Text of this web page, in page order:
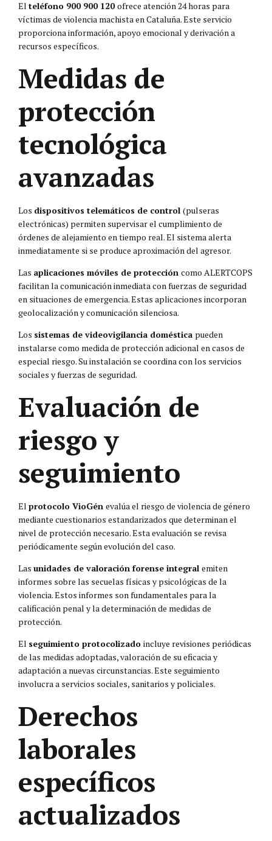
El teléfono 900 900 120ofrece atención 24 horas para
víctimas de violencia machista en Cataluña. Este servicio
proporciona información, apoyo emocional y derivación a
recursos específicos.
Medidas de
protección
tecnológica
avanzadas
Los dispositivos telemáticos de control (pulseras
electrónicas) permiten supervisar el cumplimiento de
órdenes de alejamiento en tiempo real. El sistema alerta
inmediatamente si se produce aproximación del agresor.
Las aplicaciones móviles de protección como ALERTCOPS
facilitan la comunicación inmediata con fuerzas de seguridad
en situaciones de emergencia. Estas aplicaciones incorporan
geolocalización y comunicación silenciosa.
Los sistemas de videovigilancia doméstica pueden
instalarse como medida de protección adicional en casos de
especial riesgo. Su instalación se coordina con los servicios
sociales y fuerzas de seguridad.
Evaluación de
riesgo y
seguimiento
El protocolo VioGén evalúa el riesgo de violencia de género
mediante cuestionarios estandarizados que determinan el
nivel de protección necesario. Esta evaluación se revisa
periódicamente según evolución del caso.
Las unidades de valoración forense integral emiten
informes sobre las secuelas físicas y psicológicas de la
violencia. Estos informes son fundamentales para la
calificación penal y la determinación de medidas de
protección.
El seguimiento protocolizado incluye revisiones periódicas
de las medidas adoptadas, valoración de su eficacia y
adaptación a nuevas circunstancias. Este seguimiento
involucra a servicios sociales, sanitarios y policiales.
Derechos
laborales
específicos
actualizados